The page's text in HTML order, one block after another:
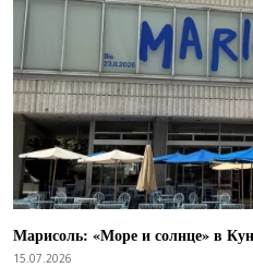
Марисоль: «Море и солнце» в
15.07.2026